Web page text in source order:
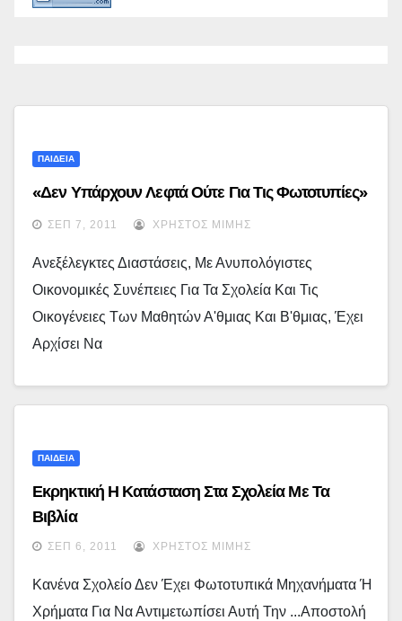
ΠΑΙΔΕΙΑ
«Δεν Υπάρχουν Λεφτά Ούτε Για Τις Φωτοτυπίες»
ΣΕΠ 7, 2011 ΧΡΉΣΤΟΣ ΜΊΜΗΣ
Ανεξέλεγκτες Διαστάσεις, Με Ανυπολόγιστες
Οικονομικές Συνέπειες Για Τα Σχολεία Και Τις
Οικογένειες Των Μαθητών Α'θμιας Και Β'θμιας, Έχει
Αρχίσει Να
ΠΑΙΔΕΙΑ
Εκρηκτική Η Κατάσταση Στα Σχολεία Με Τα
Βιβλία
ΣΕΠ 6, 2011 ΧΡΉΣΤΟΣ ΜΊΜΗΣ
Κανένα Σχολείο Δεν Έχει Φωτοτυπικά Μηχανήματα Ή
Χρήματα Για Να Αντιμετωπίσει Αυτή Την ...αποστολή